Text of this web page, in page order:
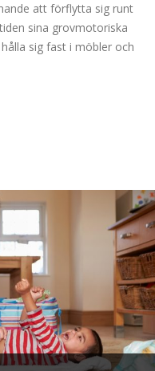
att förflytta sig runt
sina grovmotoriska
sig fast i möbler och